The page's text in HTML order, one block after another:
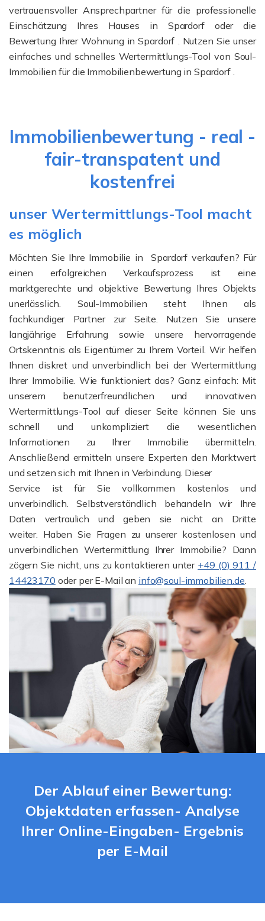
vertrauensvoller Ansprechpartner für die professionelle
Einschätzung Ihres Hauses in Spardorf oder die
Bewertung Ihrer Wohnung in Spardorf . Nutzen Sie unser
einfaches und schnelles Wertermittlungs-Tool von Soul-
Immobilien für die Immobilienbewertung in Spardorf .
Immobilienbewertung - real -
fair-transpatent und
kostenfrei
unser Wertermittlungs-Tool macht
es möglich
Möchten Sie Ihre Immobilie in Spardorf verkaufen? Für
einen erfolgreichen Verkaufsprozess ist eine
marktgerechte und objektive Bewertung Ihres Objekts
unerlässlich. Soul-Immobilien steht Ihnen als
fachkundiger Partner zur Seite. Nutzen Sie unsere
langjährige Erfahrung sowie unsere hervorragende
Ortskenntnis als Eigentümer zu Ihrem Vorteil. Wir helfen
Ihnen diskret und unverbindlich bei der Wertermittlung
Ihrer Immobilie. Wie funktioniert das? Ganz einfach: Mit
unserem benutzerfreundlichen und innovativen
Wertermittlungs-Tool auf dieser Seite können Sie uns
schnell und unkompliziert die wesentlichen
Informationen zu Ihrer Immobilie übermitteln.
Anschließend ermitteln unsere Experten den Marktwert
und setzen sich mit Ihnen in Verbindung. Dieser
Service ist für Sie vollkommen kostenlos und
unverbindlich. Selbstverständlich behandeln wir Ihre
Daten vertraulich und geben sie nicht an Dritte
weiter. Haben Sie Fragen zu unserer kostenlosen und
unverbindlichen Wertermittlung Ihrer Immobilie? Dann
zögern Sie nicht, uns zu kontaktieren unter +49 (0) 911 /
14423170 oder per E-Mail an info@soul-immobilien.de
Der Ablauf einer Bewertung:
Objektdaten erfassen- Analyse
Ihrer Online-Eingaben- Ergebnis
per E-Mail